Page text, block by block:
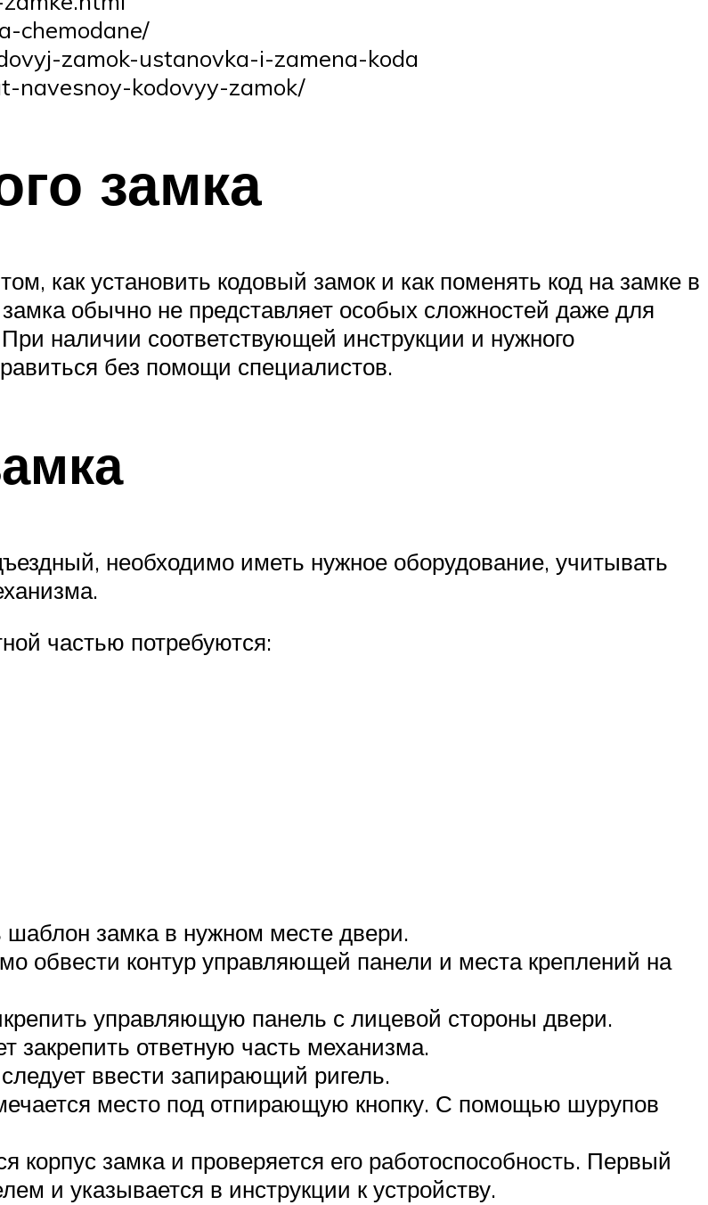
chemodane/
zamok-ustanovka-i-zamena-koda
navesnoy-kodovyy-zamok/
замка
как установить кодовый замок и как поменять код на замке в
замка обычно не представляет особых сложностей даже для
наличии соответствующей инструкции и нужного
без помощи специалистов.
необходимо иметь нужное оборудование, учитывать
частью потребуются:
замка в нужном месте двери.
обвести контур управляющей панели и места креплений на
управляющую панель с лицевой стороны двери.
закрепить ответную часть механизма.
ввести запирающий ригель.
место под отпирающую кнопку. С помощью шурупов
корпус замка и проверяется его работоспособность. Первый
и указывается в инструкции к устройству.